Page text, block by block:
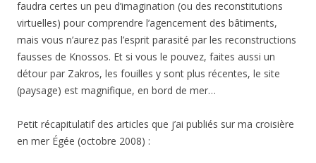
faudra certes un peu d’imagination (ou des reconstitutions
virtuelles) pour comprendre l’agencement des bâtiments,
mais vous n’aurez pas l’esprit parasité par les reconstructions
fausses de Knossos. Et si vous le pouvez, faites aussi un
détour par Zakros, les fouilles y sont plus récentes, le site
(paysage) est magnifique, en bord de mer…
Petit récapitulatif des articles que j’ai publiés sur ma croisière
en mer Égée (octobre 2008) :